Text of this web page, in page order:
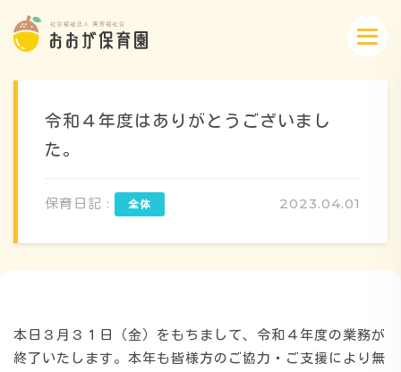
令和４年度はありがとうございまし
た。
保育日記 : 2023.04.01
本日３月３１日（金）をもちまして、令和４年度の業務が
終了いたします。本年も皆様方のご協力・ご支援により無
概要・特色